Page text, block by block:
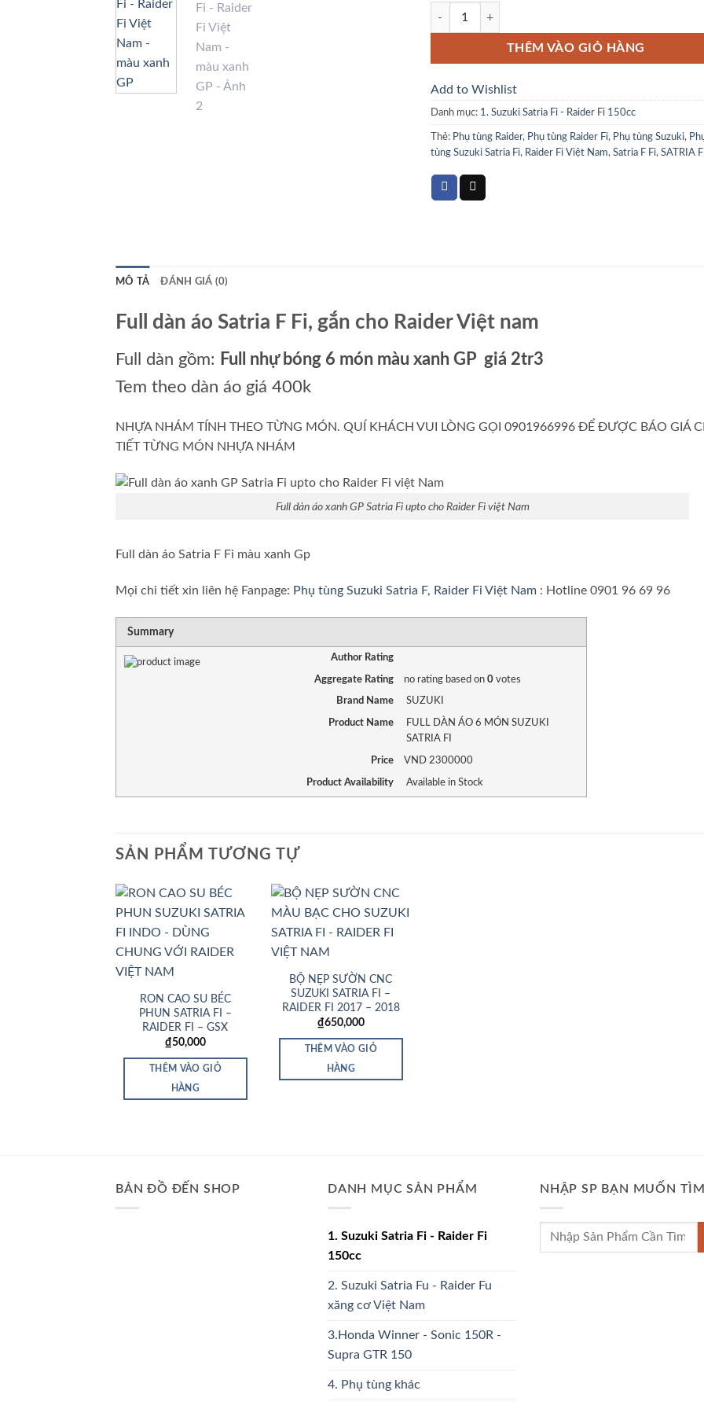
Full dàn áo Satria F Fi - Raider Fi Việt Nam - màu xanh
THÊM VÀO GIỎ HÀNG
Add to Wishlist
Danh mục: 1. Suzuki Satria Fi - Raider Fi 150cc
Thẻ: Phụ tùng Raider, Phụ tùng Raider Fi, Phụ tùng Suzuki,
tùng Suzuki Satria Fi, Raider Fi Việt Nam, Satria F Fi, SATRIA
MÔ TẢ ĐÁNH GIÁ (0)
Full dàn áo Satria F Fi, gắn cho Raider Việt nam
Full dàn gồm: Full nhự bóng 6 món màu xanh GP giá 2tr3
Tem theo dàn áo giá 400k
NHỰA NHÁM TÍNH THEO TỪNG MÓN. QUÍ KHÁCH VUI LÒNG GỌI 0901966996 ĐỂ ĐƯỢC BÁO GIÁ
TIẾT TỪNG MÓN NHỰA NHÁM
Full dàn áo xanh GP Satria Fi upto cho Raider Fi việt Nam
Full dàn áo Satria F Fi màu xanh Gp
Mọi chi tiết xin liên hệ Fanpage: Phụ tùng Suzuki Satria F, Raider Fi Việt Nam : Hotline 0901 96 69 96
Summary
RATING 1 star
2 stars
3 stars
4 stars
5 stars
Author Rating
Aggregate Rating no ratingbased on 0votes
Brand Name SUZUKI
Product Name
FULL DÀN ÁO 6 MÓN SUZUKI
SATRIA FI
Price VND2300000
Product Availability Available in Stock
SẢN PHẨM TƯƠNG TỰ
RON CAO SU BÉC
PHUN SATRIA FI –
RAIDER FI – GSX
₫50,000
THÊM VÀO GIỎ
HÀNG
Add to
Wishlist
BỘ NẸP SƯỜN CNC
SUZUKI SATRIA FI –
RAIDER FI 2017 – 2018
₫650,000
THÊM VÀO GIỎ
HÀNG
BẢN ĐỒ ĐẾN SHOP DANH MỤC SẢN PHẨM
1. Suzuki Satria Fi - Raider Fi
150cc
2. Suzuki Satria Fu - Raider Fu
xăng cơ Việt Nam
3.Honda Winner - Sonic 150R -
Supra GTR 150
4. Phụ tùng khác
NHẬP SP BẠN MUỐN TÌM
Tìm